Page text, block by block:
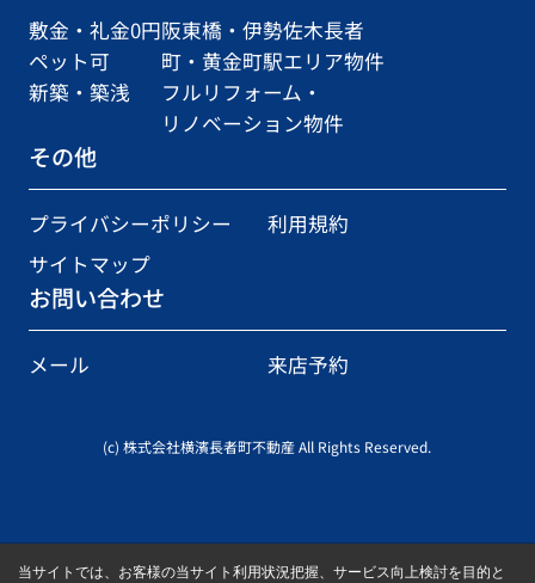
敷金・礼金0円
ペット可
新築・築浅
阪東橋・伊勢佐木長者
町・黄金町駅エリア物件
フルリフォーム・
リノベーション物件
その他
プライバシーポリシー
利用規約
サイトマップ
お問い合わせ
メール 来店予約
(c) 株式会社横濱長者町不動産 All Rights Reserved.
当サイトでは、お客様の当サイト利用状況把握、サービス向上検討を目的と